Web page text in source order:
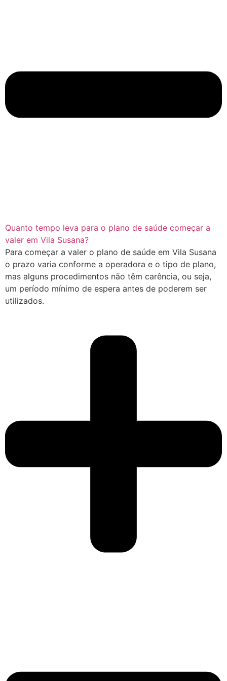
Quanto tempo leva para o plano de saúde começar a
valer em Vila Susana?
Para começar a valer o plano de saúde em Vila Susana
o prazo varia conforme a operadora e o tipo de plano,
mas alguns procedimentos não têm carência, ou seja,
um período mínimo de espera antes de poderem ser
utilizados.